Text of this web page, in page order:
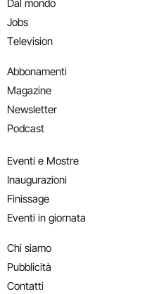
Dal mondo
Jobs
Television
Abbonamenti
Magazine
Newsletter
Podcast
Eventi e Mostre
Inaugurazioni
Finissage
Eventi in giornata
Chi siamo
Pubblicità
Contatti